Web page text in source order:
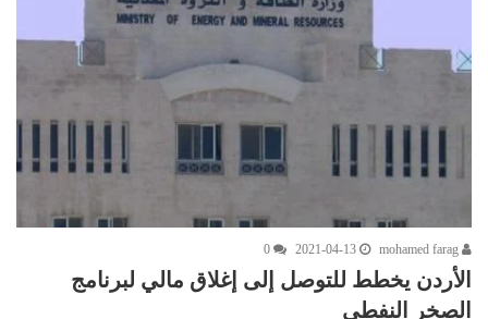
2021-04-13
0
الأردن يخطط للتوصل إلى إغلاق مالي لبرنامج
الصخر النفطي